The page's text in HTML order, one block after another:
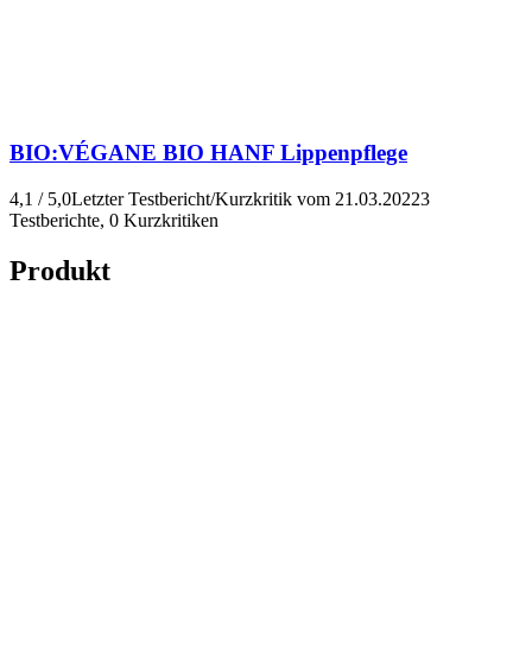
BIO:VÉGANE BIO HANF Lippenpflege
4,1 / 5,0Letzter Testbericht/Kurzkritik vom 21.03.20223
Testberichte, 0 Kurzkritiken
Produkt